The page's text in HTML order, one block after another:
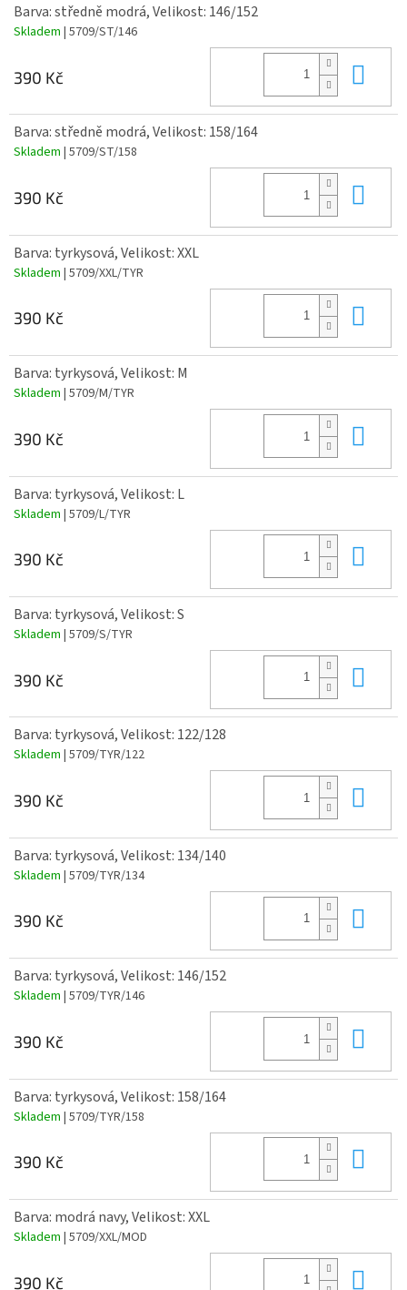
Barva: středně modrá, Velikost: 146/152
Skladem | 5709/ST/146
390 Kč
Barva: středně modrá, Velikost: 158/164
Skladem | 5709/ST/158
390 Kč
Barva: tyrkysová, Velikost: XXL
Skladem | 5709/XXL/TYR
390 Kč
Barva: tyrkysová, Velikost: M
Skladem | 5709/M/TYR
390 Kč
Barva: tyrkysová, Velikost: L
Skladem | 5709/L/TYR
390 Kč
Barva: tyrkysová, Velikost: S
Skladem | 5709/S/TYR
390 Kč
Barva: tyrkysová, Velikost: 122/128
Skladem | 5709/TYR/122
390 Kč
Barva: tyrkysová, Velikost: 134/140
Skladem | 5709/TYR/134
390 Kč
Barva: tyrkysová, Velikost: 146/152
Skladem | 5709/TYR/146
390 Kč
Barva: tyrkysová, Velikost: 158/164
Skladem | 5709/TYR/158
390 Kč
Barva: modrá navy, Velikost: XXL
Skladem | 5709/XXL/MOD
390 Kč